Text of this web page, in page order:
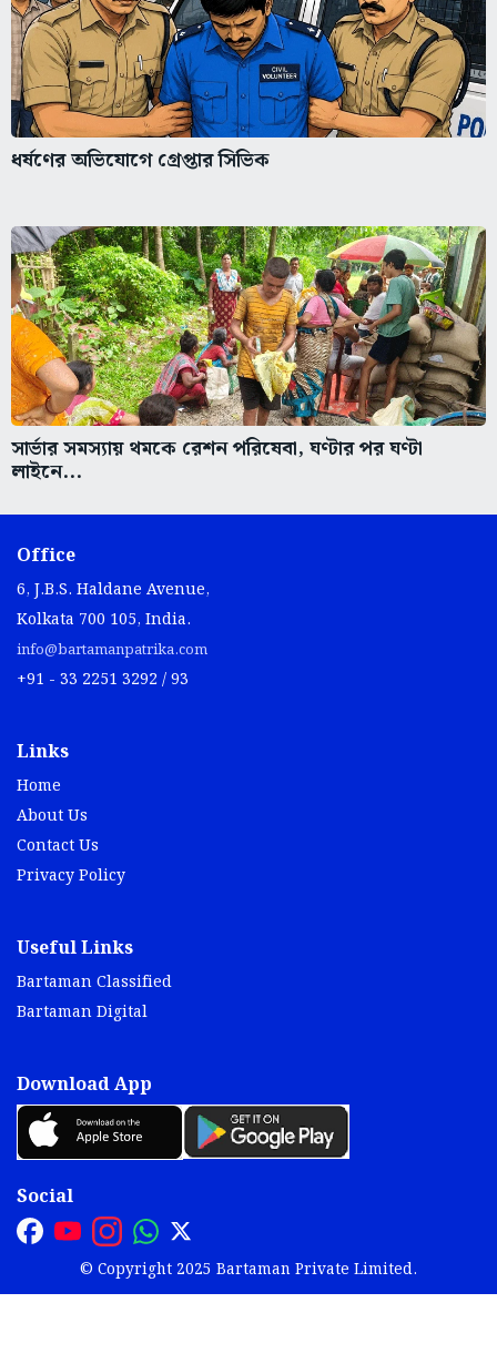
ধর্ষণের অভিযোগে গ্রেপ্তার সিভিক
সার্ভার সমস্যায় থমকে রেশন পরিষেবা, ঘণ্টার পর ঘণ্টা
লাইনে...
Office
6, J.B.S. Haldane Avenue,
Kolkata 700 105, India.
info@bartamanpatrika.com
+91 - 33 2251 3292 / 93
Links
Home
About Us
Contact Us
Privacy Policy
Useful Links
Bartaman Classified
Bartaman Digital
Download App
Social
© Copyright 2025 Bartaman Private Limited.